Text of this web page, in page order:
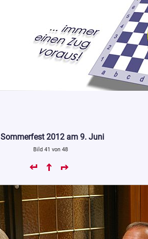
Sommerfest 2012 am 9. Juni
Bild 41 von 48